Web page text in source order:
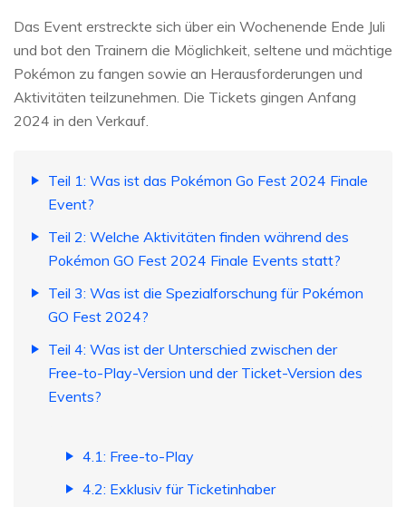
Das Event erstreckte sich über ein Wochenende Ende Juli
und bot den Trainern die Möglichkeit, seltene und mächtige
Pokémon zu fangen sowie an Herausforderungen und
Aktivitäten teilzunehmen. Die Tickets gingen Anfang
2024 in den Verkauf.
Teil 1: Was ist das Pokémon Go Fest 2024 Finale
Event?
Teil 2: Welche Aktivitäten finden während des
Pokémon GO Fest 2024 Finale Events statt?
Teil 3: Was ist die Spezialforschung für Pokémon
GO Fest 2024?
Teil 4: Was ist der Unterschied zwischen der
Free-to-Play-Version und der Ticket-Version des
Events?
4.1: Free-to-Play
4.2: Exklusiv für Ticketinhaber